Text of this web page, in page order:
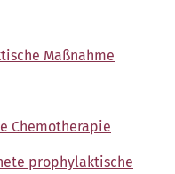
Maßnahme
Chemotherapie
prophylaktische